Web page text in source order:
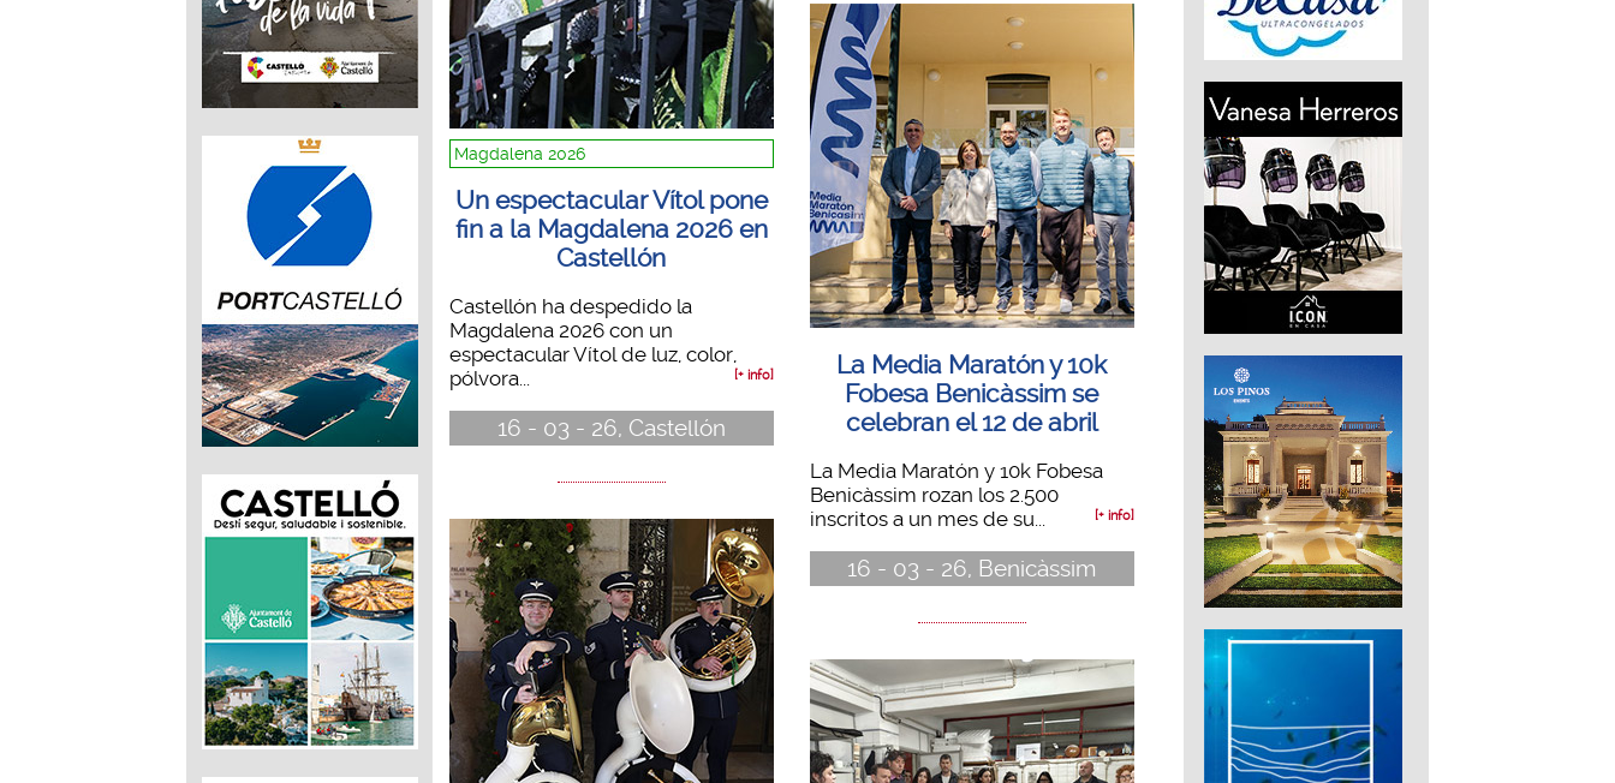
Magdalena 2026
Un espectacular Vítol pone
fin a la Magdalena 2026 en
Castellón
Castellón ha despedido la
Magdalena 2026 con un
espectacular Vítol de luz, color,
pólvora...
[+ info]
16 - 03 - 26, Castellón
La Media Maratón y 10k
Fobesa Benicàssim se
celebran el 12 de abril
La Media Maratón y 10k Fobesa
Benicàssim rozan los 2.500
inscritos a un mes de su...
[+ info]
16 - 03 - 26, Benicàssim